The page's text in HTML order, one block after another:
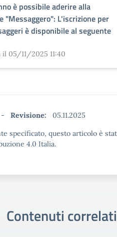
è possibile aderire alla
"Messaggero": L'iscrizione per
è disponibile al seguente
05/11/2025 11:40
- Revisione:
05.11.2025
specificato, questo articolo è
4.0 Italia.
Contenuti correlati